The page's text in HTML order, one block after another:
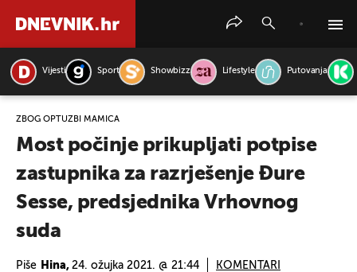
Vijesti Sport Showbizz Lifestyle Putovanja
ZBOG OPTUŽBI MAMIĆA
Most počinje prikupljati potpise
zastupnika za razrješenje Đure
Sesse, predsjednika Vrhovnog
suda
Piše Hina, 24. ožujka 2021. @ 21:44 KOMENTARI
PRETRAŽITE VIJESTI